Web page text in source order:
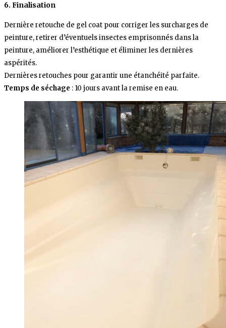
6. Finalisation
Dernière retouche de gel coat pour corriger les surcharges de
peinture, retirer d’éventuels insectes emprisonnés dans la
peinture, améliorer l’esthétique et éliminer les dernières
aspérités.
Dernières retouches pour garantir une étanchéité parfaite.
Temps de séchage : 10 jours avant la remise en eau.